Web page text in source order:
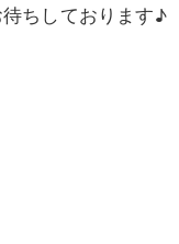
ちしております♪